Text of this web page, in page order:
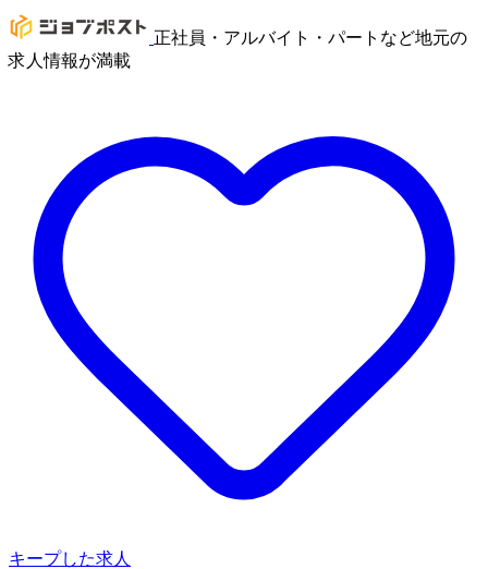
正社員・アルバイト・パートなど地元の
求人情報が満載
キープした求人